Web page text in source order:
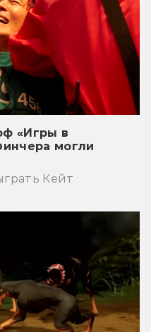
«Игры в
могли
Кейт